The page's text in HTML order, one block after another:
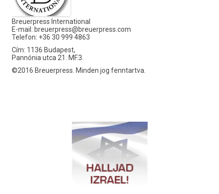
Breuerpress International
E-mail: breuerpress@breuerpress.com
Telefon: +36 30 999 4863
Cím: 1136 Budapest,
Pannónia utca 21. MF.3.
©2016 Breuerpress. Minden jog fenntartva.